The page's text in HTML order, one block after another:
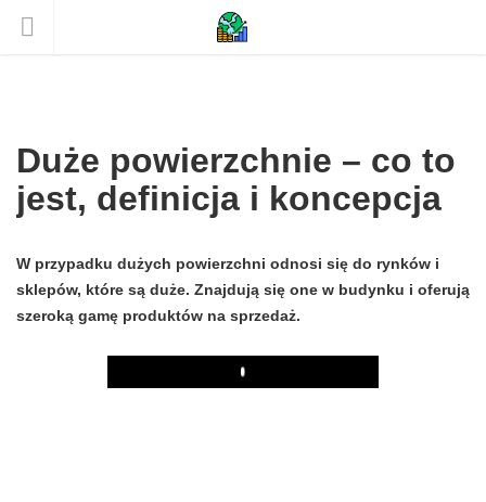
Duże powierzchnie – co to
jest, definicja i koncepcja
W przypadku dużych powierzchni odnosi się do rynków i
sklepów, które są duże. Znajdują się one w budynku i oferują
szeroką gamę produktów na sprzedaż.
Play